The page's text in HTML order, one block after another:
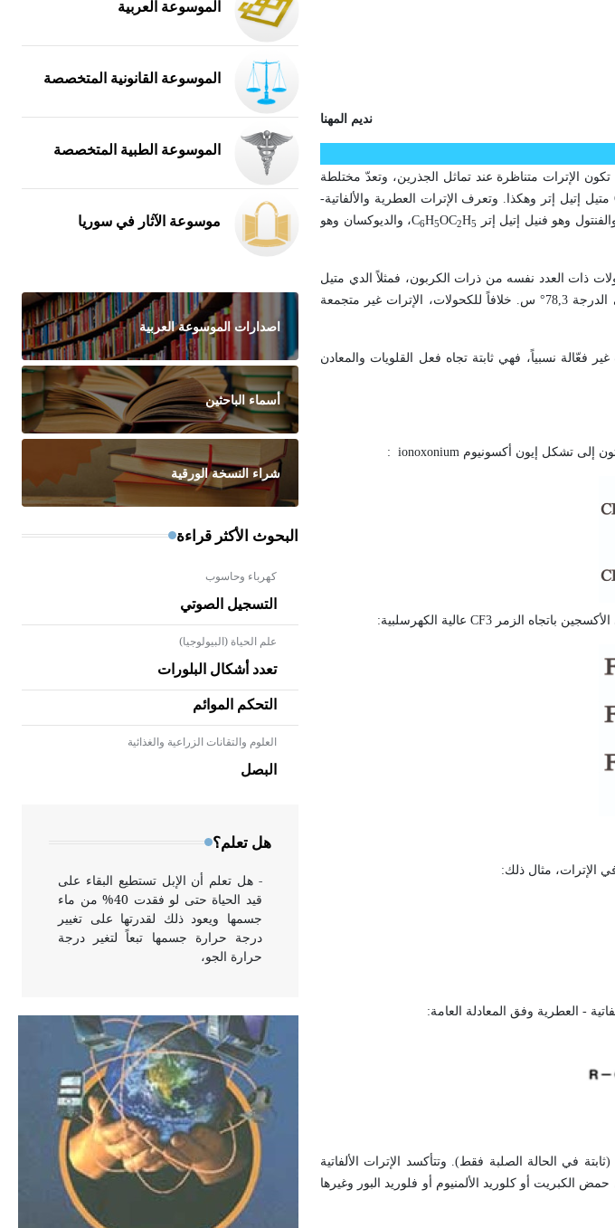
نديم المهنا
الإترات متناظرة عند تماثل الجذرين، وتعدّ مختلطة
متيل إتيل إتر وهكذا. وتعرف الإترات العطرية والألفاتية-
وهو فنيل إتيل إتر C6H5OC2H5
، والديوكسان وهو
ذات العدد نفسه من ذرات الكربون، فمثلاً الدي متيل
خلافاً للكحولات، الإترات غير متجمعة
فعّالة نسبياً، فهي ثابتة تجاه فعل القلويات والمعادن
إلى تشكل إيون أكسونيوم oxonium
ion
:
الأكسجين باتجاه الزمر CF3 عالية الكهرسلبية:
في الإترات، مثال ذلك:
- العطرية وفق المعادلة العامة:
في الحالة الصلبة فقط). وتتأكسد الإترات الألفاتية
الكبريت أو كلوريد الألمنيوم أو فلوريد البور وغيرها
الموسوعة العربية
الموسوعة القانونية المتخصصة
الموسوعة الطبية المتخصصة
موسوعة الآثار في سوريا
اصدارات الموسوعة العربية
أسماء الباحثين
شراء النسخة الورقية
البحوث الأكثر قراءة
كهرباء وحاسوب
التسجيل الصوتي
علم الحياة (البيولوجيا)
تعدد أشكال البلورات
التحكم الموائم
العلوم والتقانات الزراعية والغذائية
البصل
هل تعلم؟
- هل تعلم أن الأبلق نوع من الفنون
الهندسية التي ارتبطت بالعمارة
الإسلامية في بلاد الشام ومصر خاصة،
- هل تعلم أن الإبل تستطيع البقاء على
قيد الحياة حتى لو فقدت 40% من ماء
جسمها ويعود ذلك لقدرتها على تغيير
درجة حرارة جسمها تبعاً لتغير درجة
حرارة الجو،
- هل تعلم أن أبقراط كتب في الطب
أربعة مؤلفات هي: الحكم، الأدلة، تنظيم
التغذية، ورسالته في جروح الرأس.
ويعود له الفضل بأنه حرر الطب من
الدين والفلسفة.
- هل تعلم أن المرجان إفراز حيواني
يتكون في البحر ويتركب من مادة
كربونات الكلسيوم، وهو أحمر أو شديد
الحمرة وهو أجود أنواعه، ويمتاز بكبر